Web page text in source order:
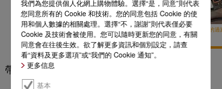
統
統
帶有 ComfortFit 的過
統
帶有 ComfortFit 的過濾系統
我們為您提供個人化網上購物體驗。選擇“是，同意”則代表
您同意所有的 Cookie 和技術。您的同意包括 Cookie 的使
用和個人數據的相關處理。選擇“不，謝謝”則代表僅必要
Cookie 及技術會被使用。您可以隨時更新您的同意，有關
同意會在往後生效。欲了解更多資訊和個別設定，請查
看“資料及更多選項”或“我們的 Cookie 通知”。
更多信息
基本